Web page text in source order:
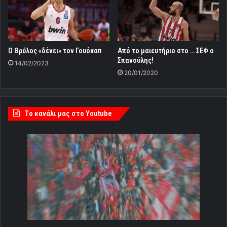
Ο Θρύλος «δένει» τον Γουόκαπ
14/02/2023
Από το μαιευτήριο στο … ΣΕΦ ο
Σπανούλης!
20/01/2020
Tο κανάλι μας στο Youtube